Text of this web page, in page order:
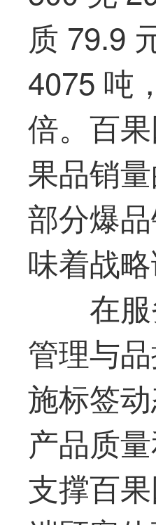
质 79.9
4075 吨
倍。百
果品销
部分爆
味着战
在
管理与
施标签
产品质
支撑百